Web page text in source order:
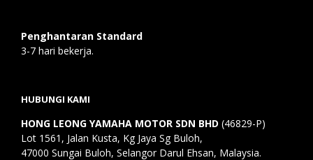
Penghantaran Standard
3-7 hari bekerja.
HUBUNGI KAMI
HONG LEONG YAMAHA MOTOR SDN BHD (46829-P)
Lot 1561, Jalan Kusta, Kg Jaya Sg Buloh,
47000 Sungai Buloh, Selangor Darul Ehsan, Malaysia.